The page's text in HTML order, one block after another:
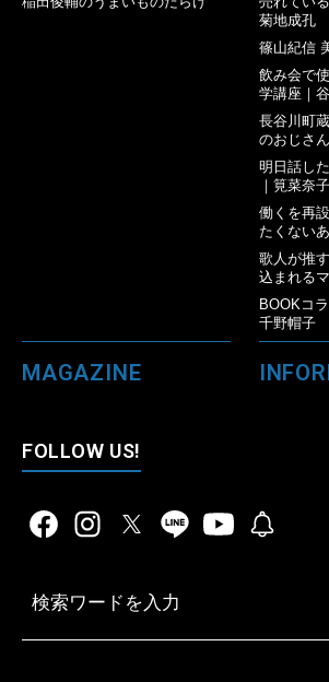
菊地成孔
篠山紀信
飲み会で
学講座｜
長谷川町
のおじさ
明日話し
｜筧菜奈子
働くを再
たくない
歌人が推
込まれる
BOOKコ
千野帽子
MAGAZINE
FOLLOW US!